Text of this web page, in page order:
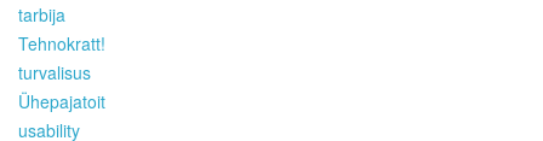
tarbija
Tehnokratt!
turvalisus
Ühepajatoit
usability